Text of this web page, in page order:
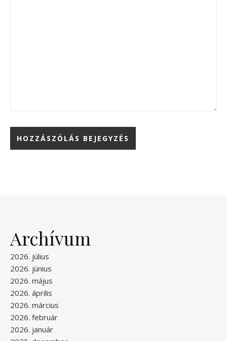
Archívum
2026. július
2026. június
2026. május
2026. április
2026. március
2026. február
2026. január